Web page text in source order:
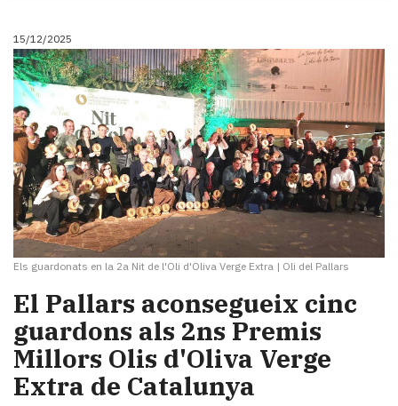
15/12/2025
Els guardonats en la 2a Nit de l'Oli d'Oliva Verge Extra | Oli del Pallars
El Pallars aconsegueix cinc
guardons als 2ns Premis
Millors Olis d'Oliva Verge
Extra de Catalunya